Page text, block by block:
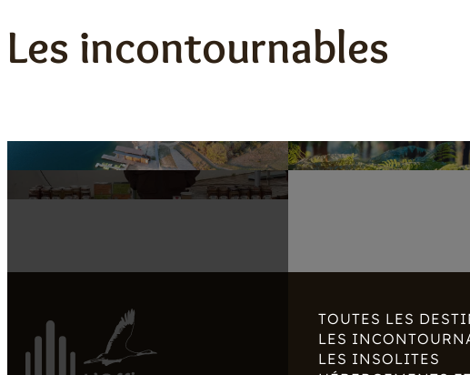
Les incontournables
TOUTES LES
LES
LES INSOLITES